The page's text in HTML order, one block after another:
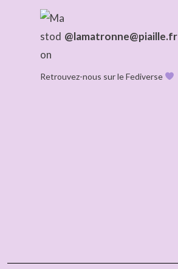
@lamatronne@piaille.fr
Retrouvez-nous sur le Fediverse